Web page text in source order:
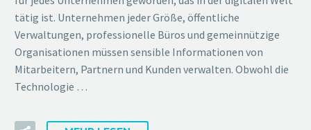
tätig ist. Unternehmen jeder Größe, öffentliche
Verwaltungen, professionelle Büros und gemeinnützige
Organisationen müssen sensible Informationen von
Mitarbeitern, Partnern und Kunden verwalten. Obwohl die
Technologie …